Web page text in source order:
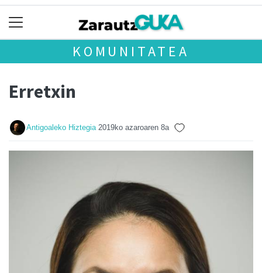
KOMUNITATEA
Erretxin
Antigoaleko Hiztegia 2019ko azaroaren 8a